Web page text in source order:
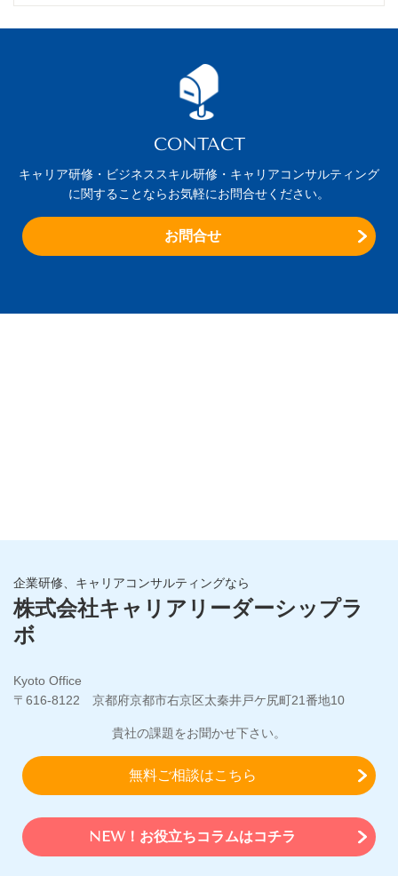
CONTACT
キャリア研修・ビジネススキル研修・キャリアコンサルティング
に関することならお気軽にお問合せください。
お問合せ
企業研修、キャリアコンサルティングなら
株式会社キャリアリーダーシップラ
ボ
Kyoto Office
〒616-8122 京都府京都市右京区太秦井戸ケ尻町21番地10
貴社の課題をお聞かせ下さい。
無料ご相談はこちら
NEW！お役立ちコラムはコチラ